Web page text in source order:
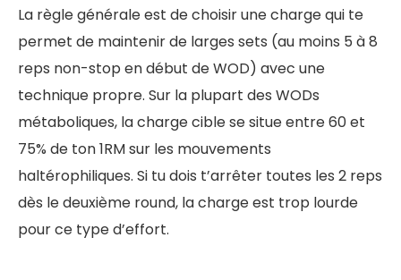
La règle générale est de choisir une charge qui te
permet de maintenir de larges sets (au moins 5 à 8
reps non-stop en début de WOD) avec une
technique propre. Sur la plupart des WODs
métaboliques, la charge cible se situe entre 60 et
75% de ton 1RM sur les mouvements
haltérophiliques. Si tu dois t’arrêter toutes les 2 reps
dès le deuxième round, la charge est trop lourde
pour ce type d’effort.